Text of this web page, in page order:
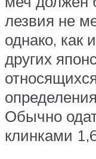
лезвия не
однако, как
других
Обычно
клинками